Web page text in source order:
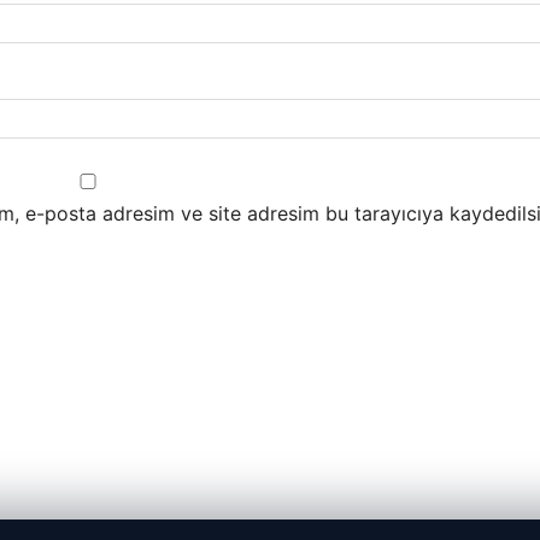
e-posta adresim ve site adresim bu tarayıcıya